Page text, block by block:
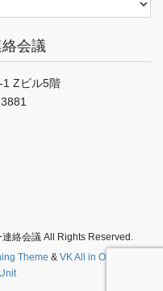
会議
Zビル5階
絡会議 All Rights Reserved.
Theme & VK All in One